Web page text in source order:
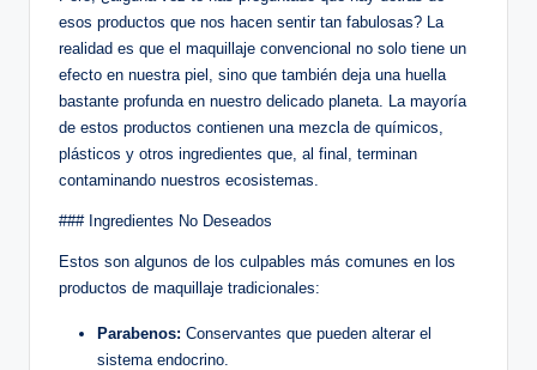
esos productos que nos hacen sentir tan fabulosas? La
realidad es que el maquillaje convencional no solo tiene un
efecto en nuestra piel, sino que también deja una huella
bastante profunda en nuestro delicado planeta. La mayoría
de estos productos contienen una mezcla de químicos,
plásticos y otros ingredientes que, al final, terminan
contaminando nuestros ecosistemas.
### Ingredientes No Deseados
Estos son algunos de los culpables más comunes en los
productos de maquillaje tradicionales:
Parabenos: Conservantes que pueden alterar el
sistema endocrino.